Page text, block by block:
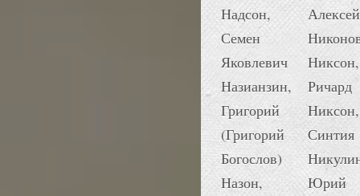
Надсон,
Семен
Яковлевич
Назианзин,
Григорий
(Григорий
Богослов)
Назон,
Алексей
Никсон,
Ричард
Никсон,
Синтия
Юрий